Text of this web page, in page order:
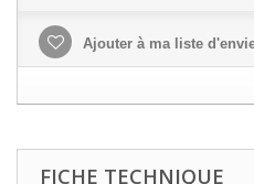
Ajouter à ma liste
FICHE TECHNIQUE